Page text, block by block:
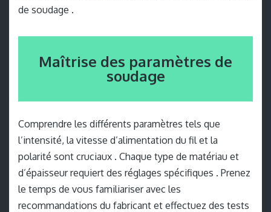
de soudage .
Maîtrise des paramètres de
soudage
Comprendre les différents paramètres tels que
l’intensité, la vitesse d’alimentation du fil et la
polarité sont cruciaux . Chaque type de matériau et
d’épaisseur requiert des réglages spécifiques . Prenez
le temps de vous familiariser avec les
recommandations du fabricant et effectuez des tests